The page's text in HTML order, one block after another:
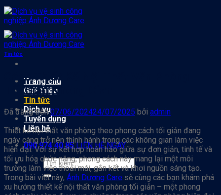
Chuyển
đến
nội
dung
Trang chủ
Giới thiệu
Tin tức
Dịch vụ
Tuyển dụng
Liên hệ
090 974 40 85 LIÊN HỆ NGAY
Tin tức
Cách Thiết Kế Nội Thất Văn Phòng –
Tối Giản Không Gian
Đã đăng trên07/06/202424/07/2025 bởi admin
Thiết kế nội thất văn phòng theo phong cách tối giản đang
ngày càng trở nên thịnh hành trong các không gian làm việc
hiện đại. Với sự kết hợp hoàn hảo giữa sự đơn giản, tinh tế và
tối ưu hóa chức năng, phong cách này mang lại một môi
trường làm việc thoải mái, gắn kết và khơi nguồn sáng tạo.
Trong bài viết này, Ánh Dương Care sẽ cùng các bạn khám phá
xu hướng thiết kế nội thất văn phòng tối giản – một phong